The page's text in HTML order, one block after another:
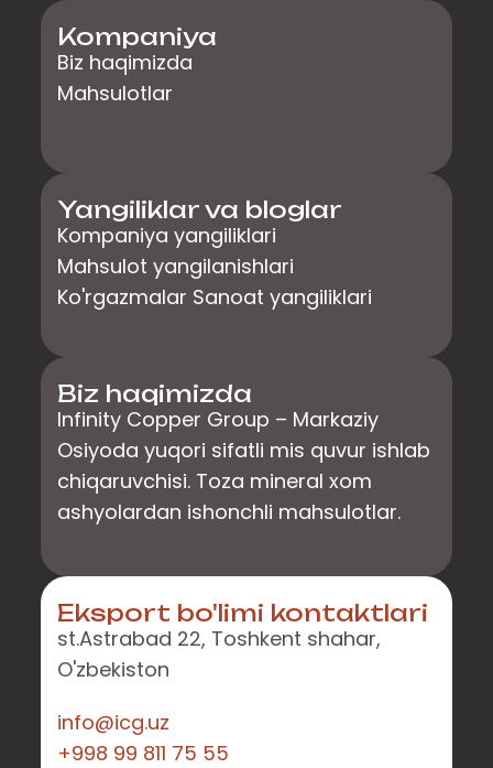
Kompaniya
Biz haqimizda
Mahsulotlar
Yangiliklar va bloglar
Kompaniya yangiliklari
Mahsulot yangilanishlari
Ko'rgazmalar Sanoat yangiliklari
Biz haqimizda
Infinity Copper Group – Markaziy
Osiyoda yuqori sifatli mis quvur ishlab
chiqaruvchisi. Toza mineral xom
ashyolardan ishonchli mahsulotlar.
Eksport bo'limi kontaktlari
st.Astrabad 22, Toshkent shahar,
O'zbekiston
info@icg.uz
+998 99 811 75 55